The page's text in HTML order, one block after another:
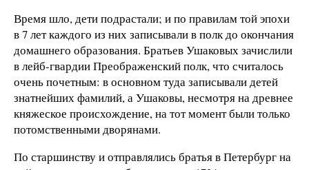
Время шло, дети подрастали; и по правилам той эпохи
в 7 лет каждого из них записывали в полк до окончания
домашнего образования. Братьев Ушаковых зачислили
в лейб-гвардии Преображенский полк, что считалось
очень почетным: в основном туда записывали детей
знатнейших фамилий, а Ушаковы, несмотря на древнее
княжеское происхождение, на тот момент были только
потомственными дворянами.
По старшинству и отправлялись братья в Петербург на